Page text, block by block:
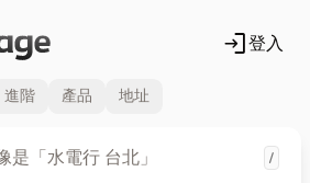
login登入
進階 產品 地址
/